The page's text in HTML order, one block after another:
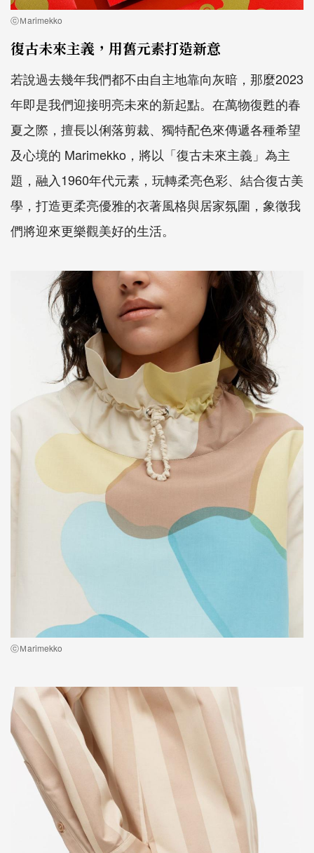
ⓒＭarimekko
復古未來主義，用舊元素打造新意
若說過去幾年我們都不由自主地靠向灰暗，那麼2023
年即是我們迎接明亮未來的新起點。在萬物復甦的春
夏之際，擅長以俐落剪裁、獨特配色來傳遞各種希望
及心境的 Marimekko，將以「復古未來主義」為主
題，融入1960年代元素，玩轉柔亮色彩、結合復古美
學，打造更柔亮優雅的衣著風格與居家氛圍，象徵我
們將迎來更樂觀美好的生活。
ⓒＭarimekko